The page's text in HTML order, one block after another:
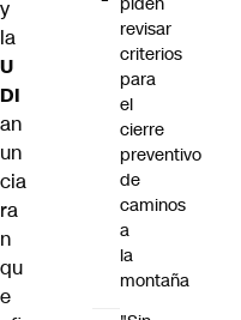
y
la
U
DI
an
un
cia
ra
n
qu
e
revisar
criterios
para
el
cierre
preventivo
de
caminos
a
la
montaña